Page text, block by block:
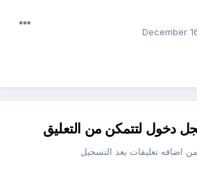
December
لتتمكن من التعليق
اضافه تعليقات بعد التسجيل